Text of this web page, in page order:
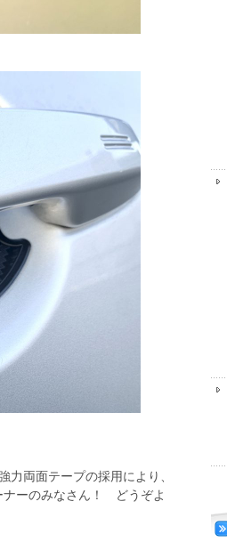
力両面テープの採用により、
ナーのみなさん！ どうぞよ